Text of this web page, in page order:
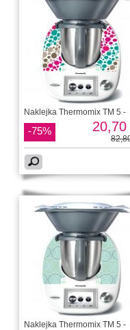
Naklejka Thermomix TM 5 -
-75% 20,70
Naklejka Thermomix TM 5 -